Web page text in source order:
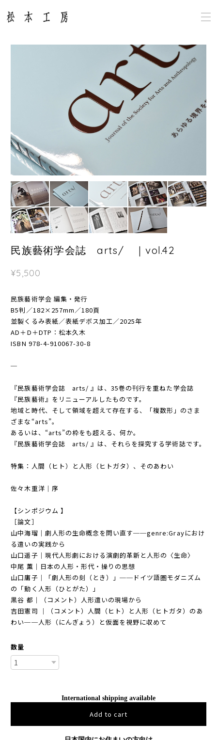
民族藝術学会誌 arts/ ｜vol.42
¥5,500
民族藝術学会 編集・発行
B5判／182×257mm／180頁
並製くるみ表紙／表紙デボス加工／2025年
AD＋D＋DTP：松本久木
ISBN 978-4-910067-30-8
─
『民族藝術学会誌 arts/ 』は、35巻の刊行を重ねた学会誌
『民族藝術』をリニューアルしたものです。
地域と時代、そして領域を超えて存在する、「複数形」のさま
ざまな“arts”。
あるいは、“arts”の枠をも超える、何か。
『民族藝術学会誌 arts/ 』は、それらを探究する学術誌です。
特集：人間（ヒト）と人形（ヒトガタ）、そのあわい
佐々木重洋｜序
【シンポジウム 】
［論文］
山中海瑠｜劇人形の生命概念を問い直す──genre:Grayにおけ
る遣いの実践から
山口遥子｜現代人形劇における演劇的革新と人形の〈生命〉
中尾 薫｜日本の人形・形代・操りの思想
山口庸子｜「劇人形の刻（とき）」──ドイツ語圏モダニズム
の「動く人形（ひとがた）」
黒谷 都｜（コメント）人形遣いの現場から
吉田憲司 ｜（コメント）人間（ヒト）と人形（ヒトガタ）のあ
わい──人形（にんぎょう）と仮面を視野に収めて
数量
International shipping available
Add to cart